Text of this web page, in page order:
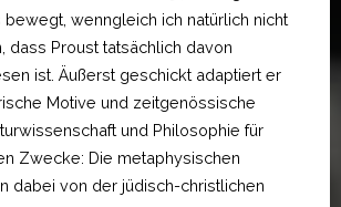
bewegt, wenngleich ich natürlich nicht
dass Proust tatsächlich davon
ist. Äußerst geschickt adaptiert er
Motive und zeitgenössische
und Philosophie für
Zwecke: Die metaphysischen
dabei von der jüdisch-christlichen